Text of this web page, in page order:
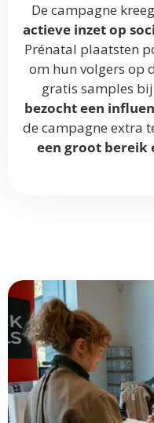
De campagne kreeg
actieve inzet op
Prénatal plaatsten
om hun volgers op
gratis samples
bezocht een
de campagne extra
een groot bereik